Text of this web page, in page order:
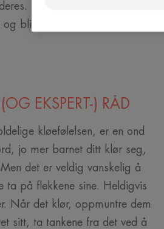
Og selvfølgelig
og bli en aktiv del i pleien
EKSPERT-) RÅD
kløefølelsen, er en ond
jo mer barnet ditt klør seg,
det er veldig vanskelig å
ta på flekkene sine. Heldigvis
Når det klør, oppmuntre dem
sitt, ta tankene fra det ved å